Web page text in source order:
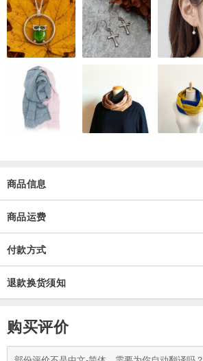
商品信息
商品运费
付款方式
退款换货须知
购买评价